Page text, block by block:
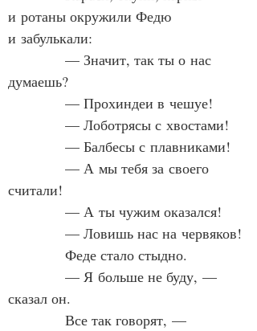
и ротаны окружили Федю
и забулькали:
— Значит, так ты о нас
думаешь?
— Прохиндеи в чешуе!
— Лоботрясы с хвостами!
— Балбесы с плавниками!
— А мы тебя за своего
считали!
— А ты чужим оказался!
— Ловишь нас на червяков!
Феде стало стыдно.
— Я больше не буду, —
сказал он.
Все так говорят, —